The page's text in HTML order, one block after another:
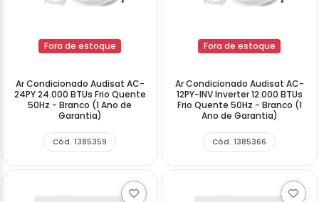
Fora de estoque
Ar Condicionado Audisat AC-
24PY 24.000 BTUs Frio Quente
50Hz - Branco (1 Ano de
Garantia)
Cód. 1385359
Fora de estoque
Ar Condicionado Audisat AC-
12PY-INV Inverter 12.000 BTUs
Frio Quente 50Hz - Branco (1
Ano de Garantia)
Cód. 1385366